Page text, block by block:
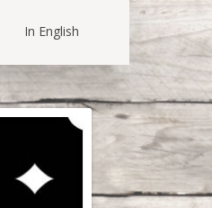
In English